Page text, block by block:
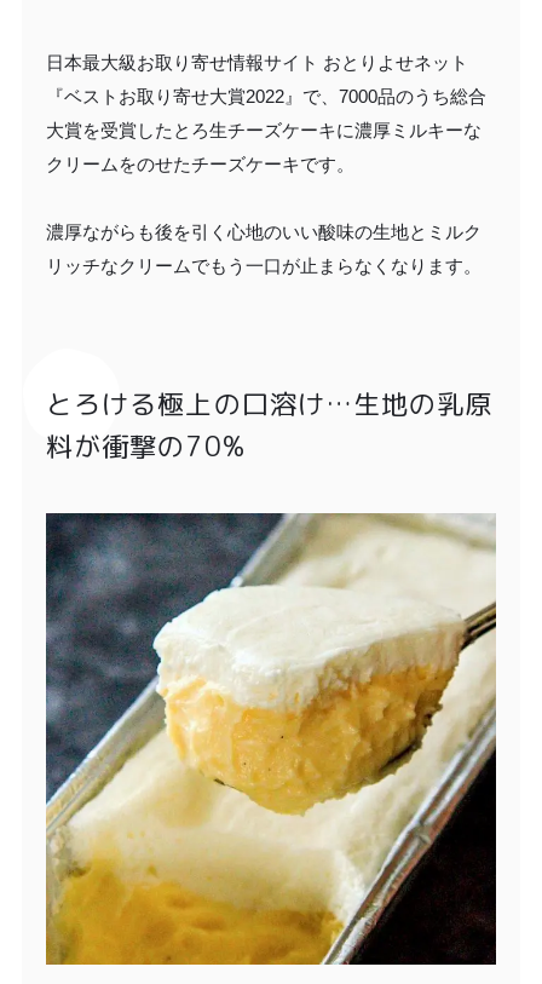
日本最大級お取り寄せ情報サイト おとりよせネット
『ベストお取り寄せ大賞2022』で、7000品のうち総合
大賞を受賞したとろ生チーズケーキに濃厚ミルキーな
クリームをのせたチーズケーキです。
濃厚ながらも後を引く心地のいい酸味の生地とミルク
リッチなクリームでもう一口が止まらなくなります。
とろける極上の口溶け…生地の乳原
料が衝撃の70%